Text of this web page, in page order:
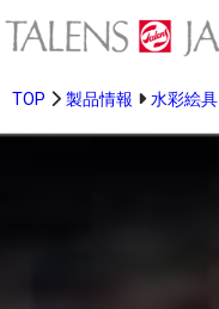
TOP 製品情報 水彩絵具